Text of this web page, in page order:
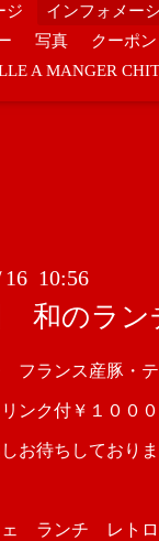
ジ インフォメー
写真 クーポン
A MANGER
16 10:56
和のラン
フランス産豚・テ
ンク付￥１０００
お待ちしており
ランチ レトロ